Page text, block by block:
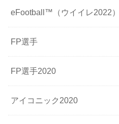
eFootball™（ウイイレ2022）
FP選手
FP選手2020
アイコニック2020